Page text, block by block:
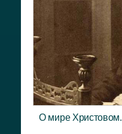
О мире Христовом...